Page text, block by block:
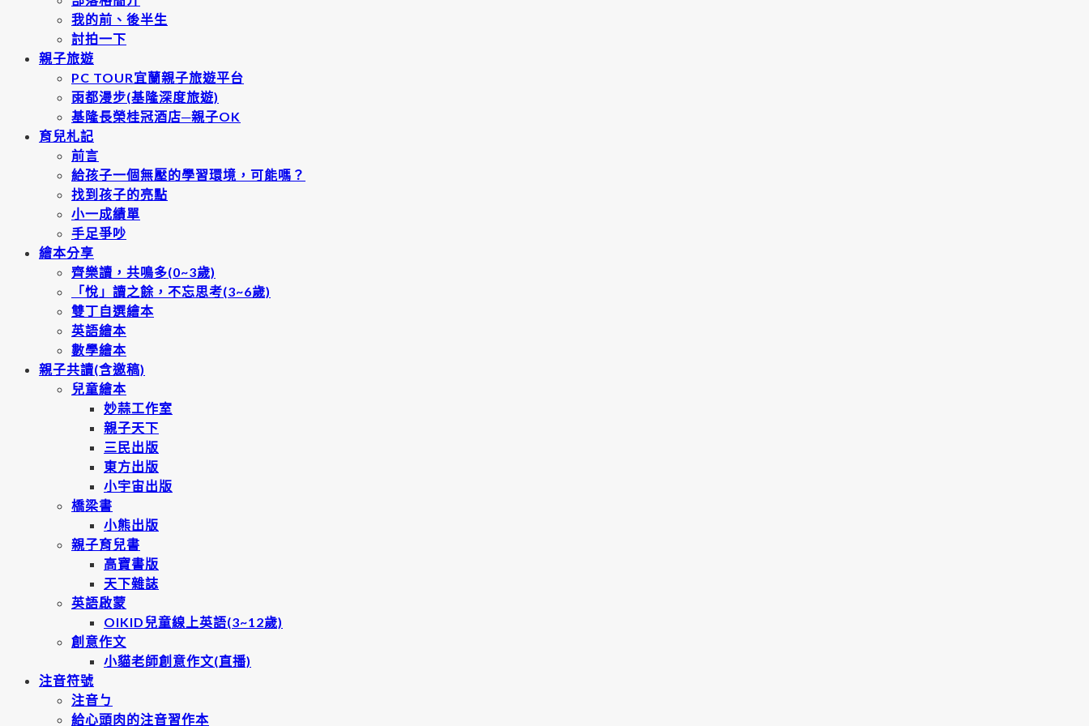
我的前、後半生
討拍一下
親子旅遊
PC TOUR宜蘭親子旅遊平台
雨都漫步(基隆深度旅遊)
基隆長榮桂冠酒店─親子OK
育兒札記
前言
給孩子一個無壓的學習環境，可能嗎？
找到孩子的亮點
小一成績單
手足爭吵
繪本分享
齊樂讀，共鳴多(0~3歲)
「悅」讀之餘，不忘思考(3~6歲)
雙丁自選繪本
英語繪本
數學繪本
親子共讀(含邀稿)
兒童繪本
妙蒜工作室
親子天下
三民出版
東方出版
小宇宙出版
橋梁書
小熊出版
親子育兒書
高寶書版
天下雜誌
英語啟蒙
OIKID兒童線上英語(3~12歲)
創意作文
小貓老師創意作文(直播)
注音符號
注音ㄅ
給心頭肉的注音習作本